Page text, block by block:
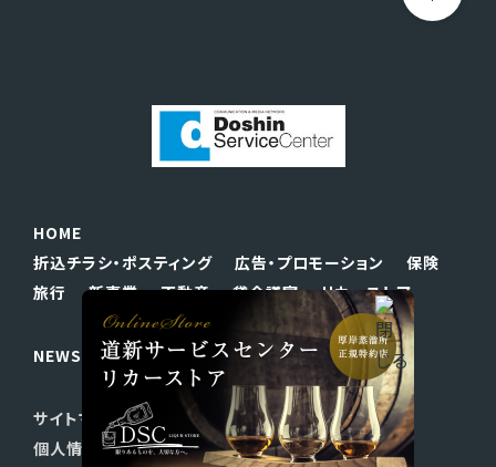
HOME
折込チラシ・ポスティング
広告・プロモーション
保険
旅行
新事業 不動産 貸会議室 リカーストア
NEWS 会社案内 採用情報 お問い合わせ
サイトマップ リンク
このサイトについて
個人情報保護方針